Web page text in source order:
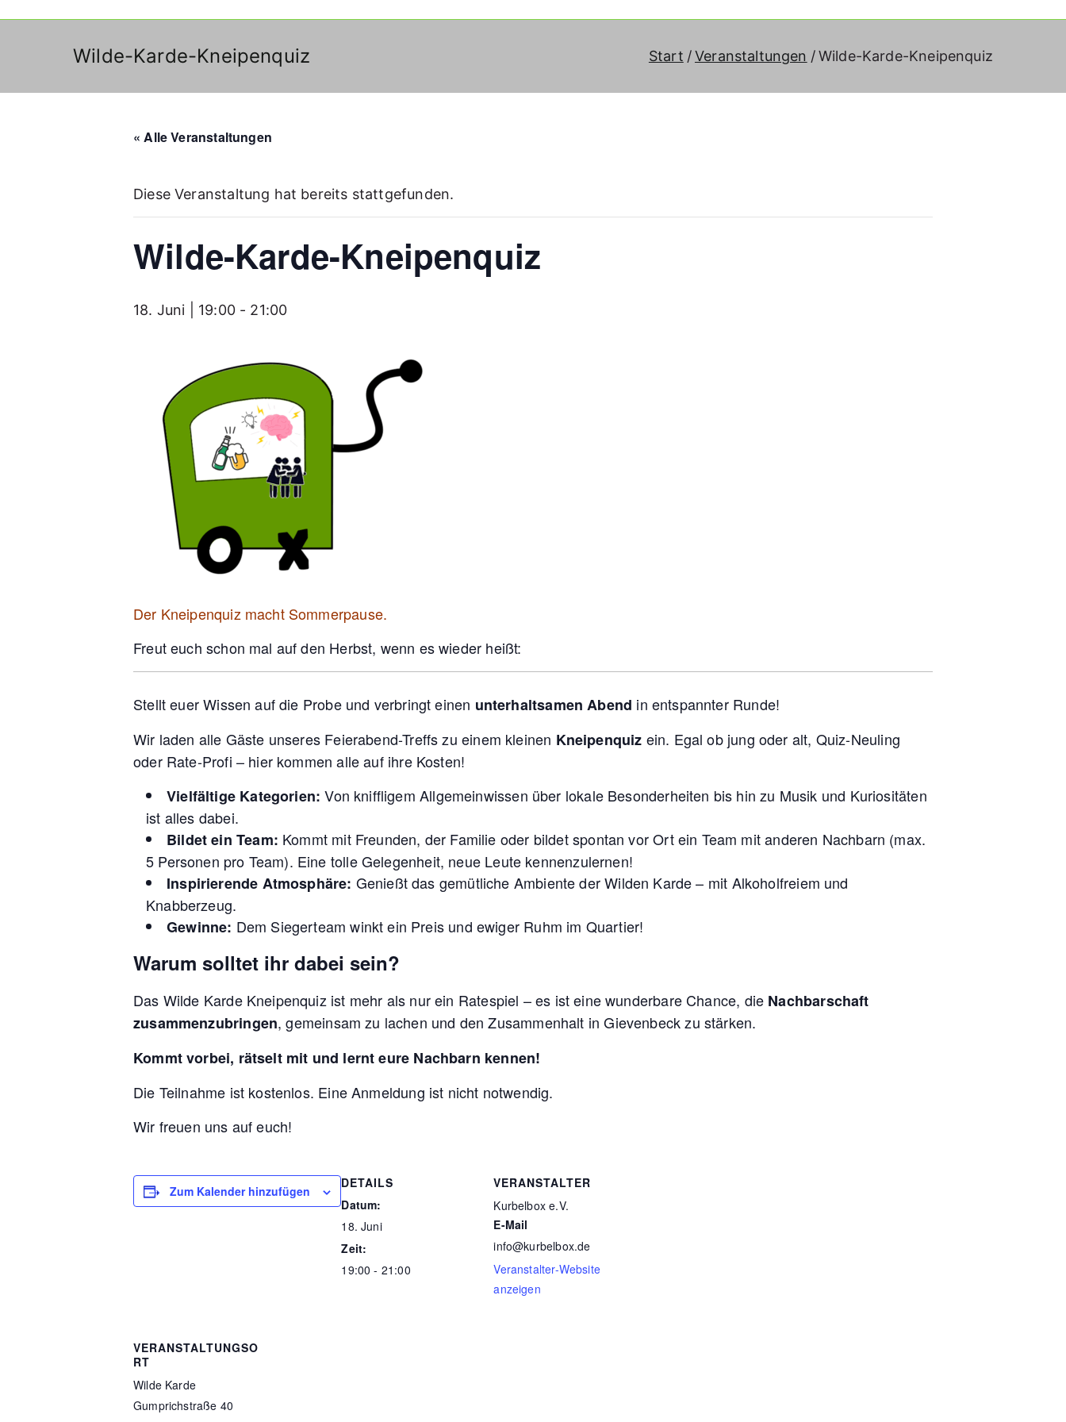
Wilde-Karde-Kneipenquiz Start Veranstaltungen Wilde-Karde-Kneipenquiz
« Alle Veranstaltungen
Diese Veranstaltung hat bereits stattgefunden.
Wilde-Karde-Kneipenquiz
18. Juni | 19:00- 21:00
Der Kneipenquiz macht Sommerpause.
Freut euch schon mal auf den Herbst, wenn es wieder heißt:
Stellt euer Wissen auf die Probe und verbringt einen unterhaltsamen Abend in entspannter Runde!
Wir laden alle Gäste unseres Feierabend-Treffs zu einem kleinen Kneipenquiz ein. Egal ob jung oder alt, Quiz-Neuling
oder Rate-Profi – hier kommen alle auf ihre Kosten!
Vielfältige Kategorien: Von kniffligem Allgemeinwissen über lokale Besonderheiten bis hin zu Musik und Kuriositäten
ist alles dabei.
Bildet ein Team: Kommt mit Freunden, der Familie oder bildet spontan vor Ort ein Team mit anderen Nachbarn (max.
5 Personen pro Team). Eine tolle Gelegenheit, neue Leute kennenzulernen!
Inspirierende Atmosphäre: Genießt das gemütliche Ambiente der Wilden Karde – mit Alkoholfreiem und
Knabberzeug.
Gewinne: Dem Siegerteam winkt ein Preis und ewiger Ruhm im Quartier!
Warum solltet ihr dabei sein?
Das Wilde Karde Kneipenquiz ist mehr als nur ein Ratespiel – es ist eine wunderbare Chance, die Nachbarschaft
zusammenzubringen, gemeinsam zu lachen und den Zusammenhalt in Gievenbeck zu stärken.
Kommt vorbei, rätselt mit und lernt eure Nachbarn kennen!
Die Teilnahme ist kostenlos. Eine Anmeldung ist nicht notwendig.
Wir freuen uns auf euch!
Zum Kalender hinzufügen
DETAILS
Datum:
18. Juni
Zeit:
19:00 - 21:00
VERANSTALTER
Kurbelbox e.V.
E-Mail
info@kurbelbox.de
Veranstalter-Website
anzeigen
VERANSTALTUNGSO
RT
Wilde Karde
Gumprichstraße 40